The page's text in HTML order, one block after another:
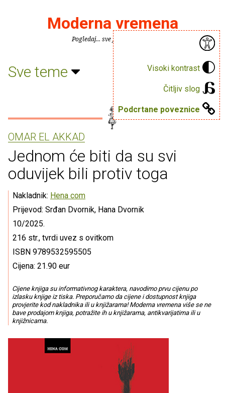
Visoki kontrast
Čitljiv slog
Podcrtane poveznice
Moderna vremena
Pogledaj... sve je puno knjiga.
Sve teme
OMAR EL AKKAD
Jednom će biti da su svi
oduvijek bili protiv toga
Nakladnik: Hena com
Prijevod: Srđan Dvornik, Hana Dvornik
10/2025.
216 str., tvrdi uvez s ovitkom
ISBN 9789532595505
Cijena: 21.90 eur
Cijene knjiga su informativnog karaktera, navodimo prvu cijenu po
izlasku knjige iz tiska. Preporučamo da cijene i dostupnost knjiga
provjerite kod nakladnika ili u knjižarama! Moderna vremena više se ne
bave prodajom knjiga, potražite ih u knjižarama, antikvarijatima ili u
knjižnicama.